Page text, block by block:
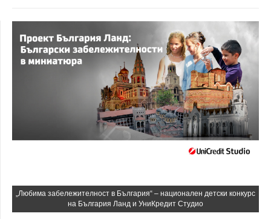
„Любима забележителност в България“ – национален детски конкурс
на България Ланд и УниКредит Студио